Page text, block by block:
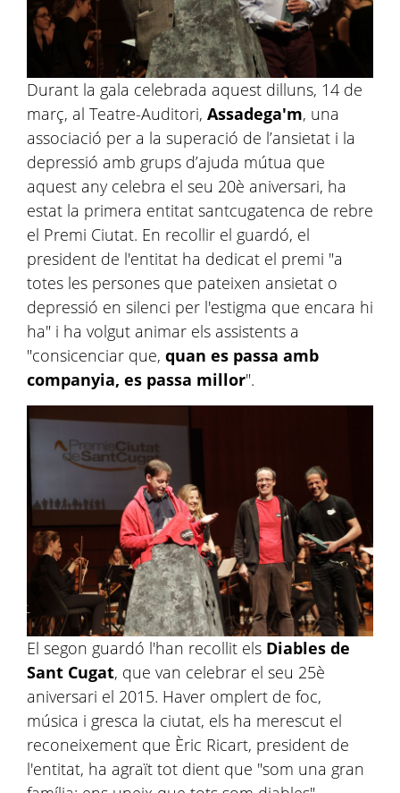
Durant la gala celebrada aquest dilluns, 14 de
març, al Teatre-Auditori, Assadega'm, una
associació per a la superació de l’ansietat i la
depressió amb grups d’ajuda mútua que
aquest any celebra el seu 20è aniversari, ha
estat la primera entitat santcugatenca de rebre
el Premi Ciutat. En recollir el guardó, el
president de l'entitat ha dedicat el premi "a
totes les persones que pateixen ansietat o
depressió en silenci per l'estigma que encara hi
ha" i ha volgut animar els assistents a
"consicenciar que, quan es passa amb
companyia, es passa millor".
El segon guardó l'han recollit els Diables de
Sant Cugat, que van celebrar el seu 25è
aniversari el 2015. Haver omplert de foc,
música i gresca la ciutat, els ha merescut el
reconeixement que Èric Ricart, president de
l'entitat, ha agraït tot dient que "som una gran